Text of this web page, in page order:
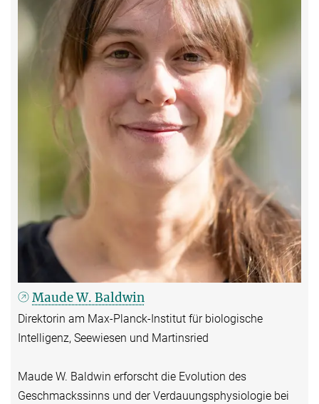
Maude W. Baldwin
Direktorin am Max-Planck-Institut für biologische
Intelligenz, Seewiesen und Martinsried
Maude W. Baldwin erforscht die Evolution des
Geschmackssinns und der Verdauungsphysiologie bei